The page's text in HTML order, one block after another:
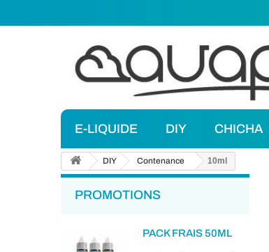
E-LIQUIDE DIY CHICHA
DIY Contenance 10ml
PROMOTIONS
PACK FRAIS 50ML